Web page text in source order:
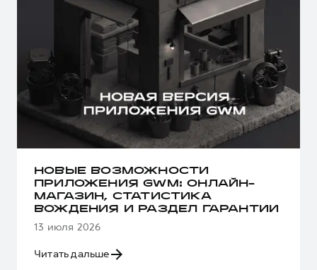
НОВЫЕ ВОЗМОЖНОСТИ
ПРИЛОЖЕНИЯ GWM: ОНЛАЙН-
МАГАЗИН, СТАТИСТИКА
ВОЖДЕНИЯ И РАЗДЕЛ ГАРАНТИИ
13 июля 2026
Читать дальше